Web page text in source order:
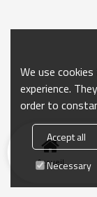
Accueil
We use
experience.
order to
Accept all
Necessary